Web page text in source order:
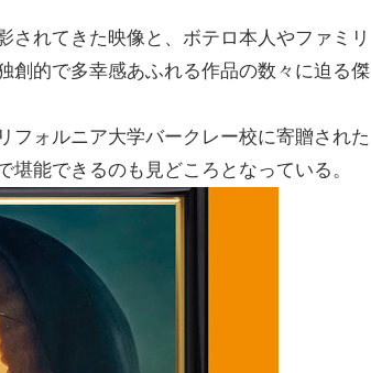
されてきた映像と、ボテロ本人やファミリ
創的で多幸感あふれる作品の数々に迫る傑
フォルニア大学バークレー校に寄贈された
能できるのも見どころとなっている。